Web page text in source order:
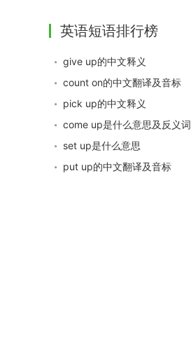
英语短语排行榜
give up的中文释义
count on的中文翻译及音标
pick up的中文释义
come up是什么意思及反义词
set up是什么意思
put up的中文翻译及音标